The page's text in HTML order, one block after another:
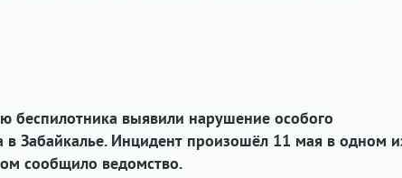
выявили нарушение особого
Забайкалье. Инцидент произошёл 11 мая в одном
сообщило ведомство.